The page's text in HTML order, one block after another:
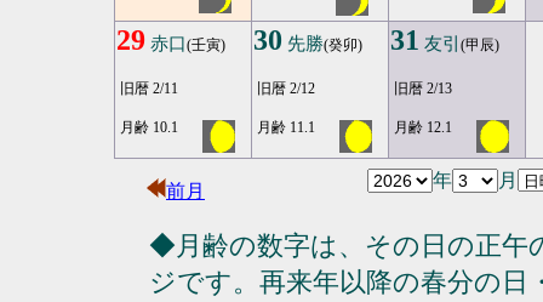
29 赤口(壬寅)
旧暦 2/11
月齢 10.1
30 先勝(癸卯)
旧暦 2/12
月齢 11.1
31 友引 (甲辰)
旧暦 2/13
月齢 12.1
前月
年 月
◆月齢の数字は、その日の正午
ジです。再来年以降の春分の日